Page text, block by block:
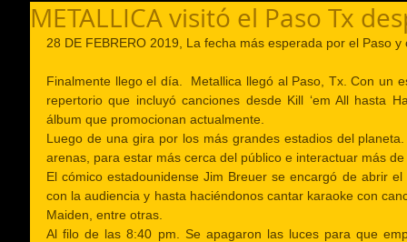
METALLICA visitó el Paso Tx
28 DE FEBRERO 2019, La fecha más esperada por el Paso y
Finalmente llego el día.  Metallica llegó al Paso, Tx. Con un
repertorio que incluyó canciones desde Kill ‘em All hasta
álbum que promocionan actualmente.
Luego de una gira por los más grandes estadios del
arenas, para estar más cerca del público e interactuar más
El cómico estadounidense Jim Breuer se encargó de abrir
con la audiencia y hasta haciéndonos cantar karaoke con
Maiden, entre otras.
Al filo de las 8:40 pm. Se apagaron las luces para que